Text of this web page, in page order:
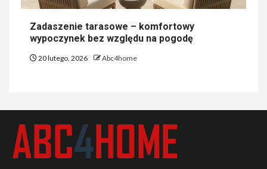
Zadaszenie tarasowe – komfortowy
wypoczynek bez względu na pogodę
20 lutego, 2026 Abc4home